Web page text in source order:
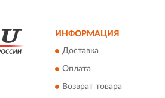
ИНФОРМАЦИЯ
Доставка
Оплата
Возврат товара